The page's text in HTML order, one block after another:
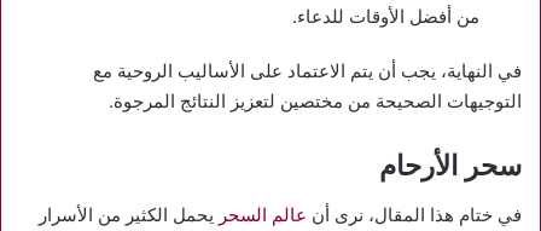
من أفضل الأوقات للدعاء.
في النهاية، يجب أن يتم الاعتماد على الأساليب الروحية مع
التوجيهات الصحيحة من مختصين لتعزيز النتائج المرجوة.
سحر الأرحام
في ختام هذا المقال، نرى أن عالم السحر يحمل الكثير من الأسرار